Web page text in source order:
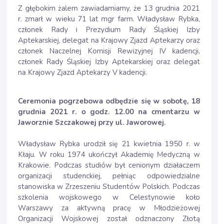
Z głębokim żalem zawiadamiamy, że 13 grudnia 2021
r. zmarł w wieku 71 lat mgr farm. Władysław Rybka,
członek Rady i Prezydium Rady Śląskiej Izby
Aptekarskiej, delegat na Krajowy Zjazd Aptekarzy oraz
członek Naczelnej Komisji Rewizyjnej IV kadencji,
członek Rady Śląskiej Izby Aptekarskiej oraz delegat
na Krajowy Zjazd Aptekarzy V kadencji.
Ceremonia pogrzebowa odbędzie się w sobotę, 18
grudnia 2021 r. o godz. 12.00 na cmentarzu w
Jaworznie Szczakowej przy ul. Jaworowej.
Władysław Rybka urodził się 21 kwietnia 1950 r. w
Kłaju. W roku 1974 ukończył Akademię Medyczną w
Krakowie. Podczas studiów był cenionym działaczem
organizacji studenckiej, pełniąc odpowiedzialne
stanowiska w Zrzeszeniu Studentów Polskich. Podczas
szkolenia wojskowego w Celestynowie koło
Warszawy za aktywną pracę w Młodzieżowej
Organizacji Wojskowej został odznaczony Złotą